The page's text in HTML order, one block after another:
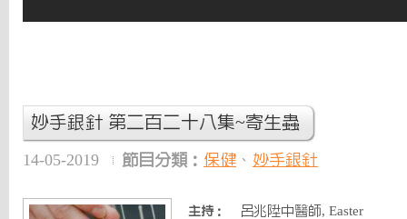
妙手銀針 第二百二十八集~寄生蟲
14-05-2019 節目分類： 保健 、 妙手銀針
主持： 呂兆陞中醫師, Easter